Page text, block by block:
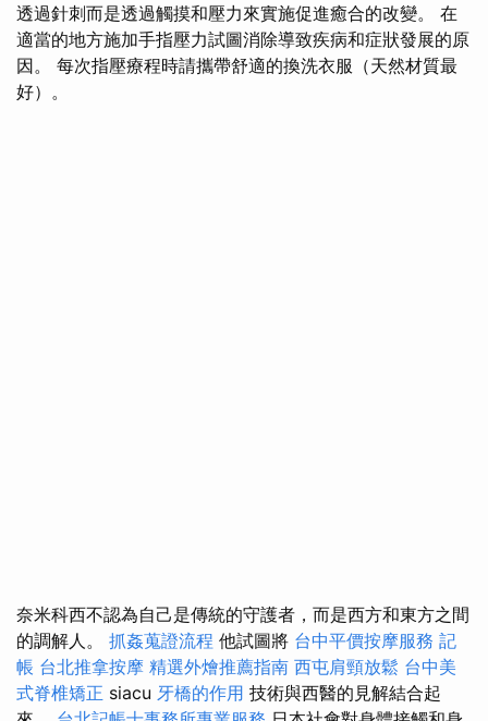
透過針刺而是透過觸摸和壓力來實施促進癒合的改變。 在
適當的地方施加手指壓力試圖消除導致疾病和症狀發展的原
因。 每次指壓療程時請攜帶舒適的換洗衣服（天然材質最
好）。
奈米科西不認為自己是傳統的守護者，而是西方和東方之間
的調解人。 抓姦蒐證流程 他試圖將 台中平價按摩服務 記
帳 台北推拿按摩 精選外燴推薦指南 西屯肩頸放鬆 台中美
式脊椎矯正 siacu 牙橋的作用 技術與西醫的見解結合起